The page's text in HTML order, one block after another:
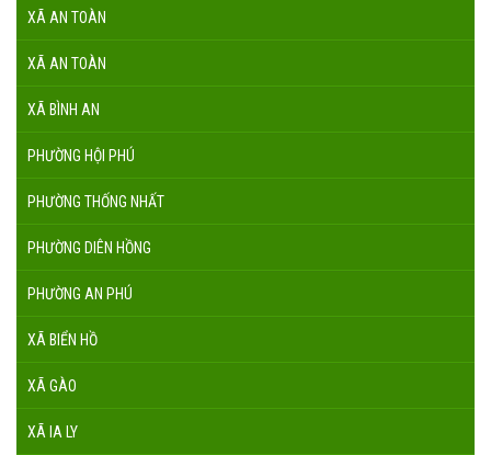
XÃ AN TOÀN
XÃ AN TOÀN
XÃ BÌNH AN
PHƯỜNG HỘI PHÚ
PHƯỜNG THỐNG NHẤT
PHƯỜNG DIÊN HỒNG
PHƯỜNG AN PHÚ
XÃ BIỂN HỒ
XÃ GÀO
XÃ IA LY